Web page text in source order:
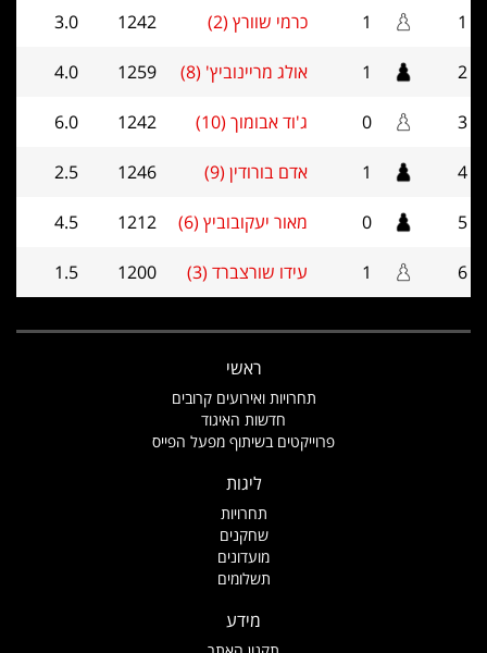
1
1 כרמי שוורץ (2) 1242
3.0
2
1 אולג מריינוביץ' (8) 1259
4.0
3
0 ג'וד אבומוך (10) 1242
6.0
4
1 אדם בורודין (9) 1246
2.5
5
0 מאור יעקובוביץ (6) 1212
4.5
6
1 עידו שורצברד (3) 1200
1.5
ראשי
תחרויות ואירועים קרובים
חדשות האיגוד
פרוייקטים בשיתוף מפעל הפייס
ליגות
תחרויות
שחקנים
מועדונים
תשלומים
מידע